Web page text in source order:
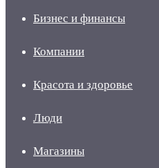
Бизнес и финансы
Компании
Красота и здоровье
Люди
Магазины